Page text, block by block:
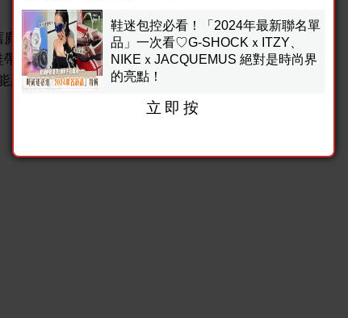
皮的自然暖色調；另一種是經典的黑白天然麂皮與網
可以根據喜好選配皮革或織繩等不同材質～讓每位穿
展現獨特個性風格！
鞋迷包控必看！「2024年最新聯名單
品」一次看♡G-SHOCKｘITZY、
NIKEｘJACQUEMUS 絕對是時尚界
的亮點！
立即按